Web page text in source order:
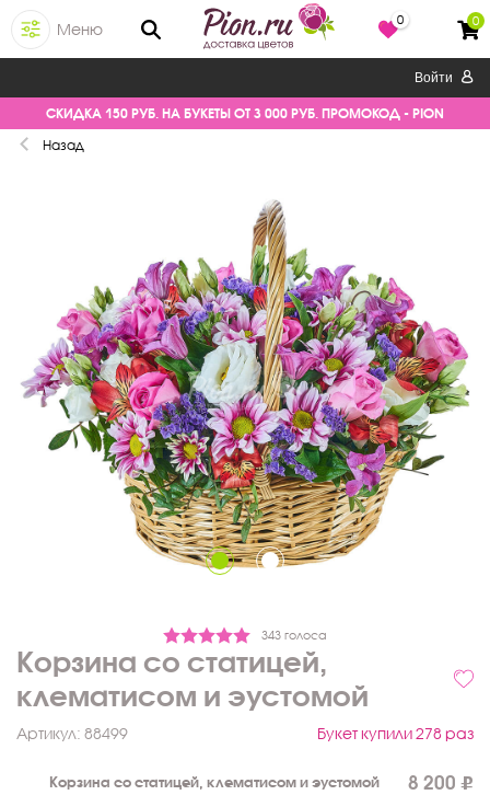
Меню
0 0
Войти
СКИДКА 150 РУБ. НА БУКЕТЫ ОТ 3 000 РУБ. ПРОМОКОД - PION
Назад
343 голоса
Корзина со статицей,
клематисом и эустомой
Артикул: 88499 Букет купили 278 раз
Корзина со статицей, клематисом и эустомой 8 200